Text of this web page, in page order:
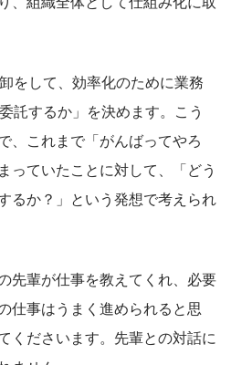
をして、効率化のために業務
託するか」を決めます。こう
、これまで「がんばってやろ
っていたことに対して、「どう
るか？」という発想で考えられ
先輩が仕事を教えてくれ、必要
仕事はうまく進められると思
くださいます。先輩との対話に